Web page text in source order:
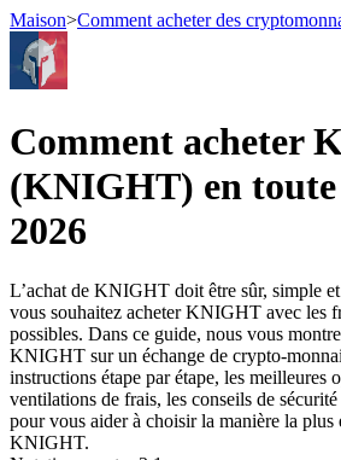
Contrats à terme
Futures USDT
Futures utilisant l'USDT comme
Maison>Comment acheter des
Comment acheter
(KNIGHT) en toute
2026
L’achat de KNIGHT doit être sûr, simple
vous souhaitez acheter KNIGHT avec les
possibles. Dans ce guide, nous vous
KNIGHT sur un échange de crypto-
instructions étape par étape, les meilleures
ventilations de frais, les conseils de
pour vous aider à choisir la manière la plus
KNIGHT.